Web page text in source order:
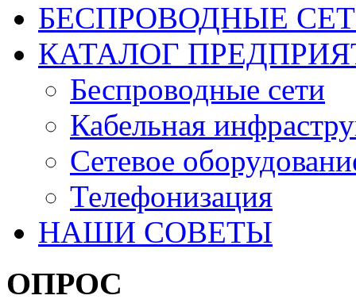
БЕСПРОВОДНЫЕ
КАТАЛОГ
Беспроводные сети
Кабельная
Сетевое
Телефонизация
НАШИ СОВЕТЫ
ОПРОС